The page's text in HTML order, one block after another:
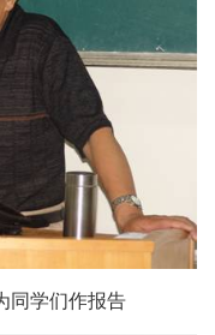
同学们作报告